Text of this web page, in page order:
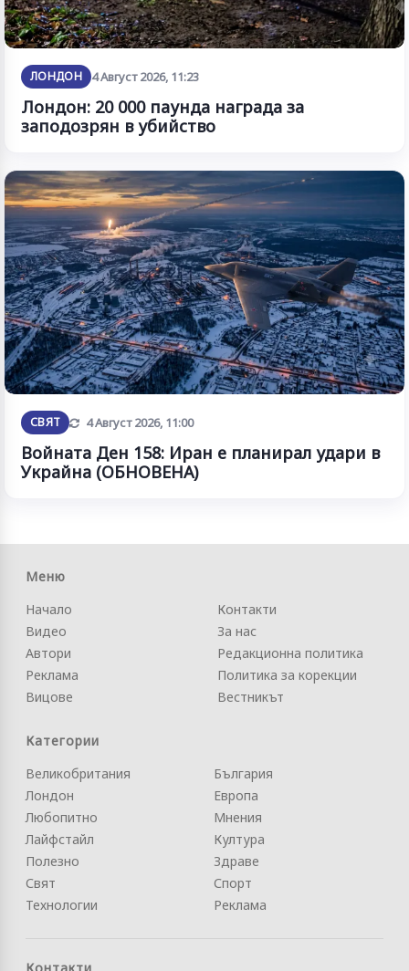
ЛОНДОН 4 Август 2026, 11:23
Лондон: 20 000 паунда награда за
заподозрян в убийство
СВЯТ Обновена
4 Август 2026, 11:00
Войната Ден 158: Иран е планирал удари в
Украйна (ОБНОВЕНА)
Меню
Начало
Видео
Автори
Реклама
Вицове
Контакти
За нас
Редакционна политика
Политика за корекции
Вестникът
Категории
Великобритания
Лондон
Любопитно
Лайфстайл
Полезно
Свят
Технологии
България
Европа
Мнения
Култура
Здраве
Спорт
Реклама